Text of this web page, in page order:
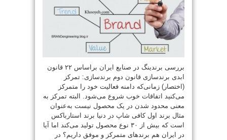
بررسی برندینگ در صنایع ایران براساس ۲۲ قانون
ابدی برندسازی قانون دوم برندسازی: تمرکز
(اختصار) زمانی‌که دامنه فعالیت خود را متمرکز
می‌کنید اتفاقات خوب شروع می‌شود. البته تمرکز به
معنی محدود شدن در یک محصول نیست به‌عنوان
مثال برند اول کافی شاپ در دنیا برند استارباکس
است که بیش از ۳۰ نوع محصول تولید می‌کند اما آیا
در ایران هم برندهای متمرکز و موفق داریم؟ در